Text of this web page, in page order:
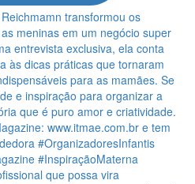
que possa vira